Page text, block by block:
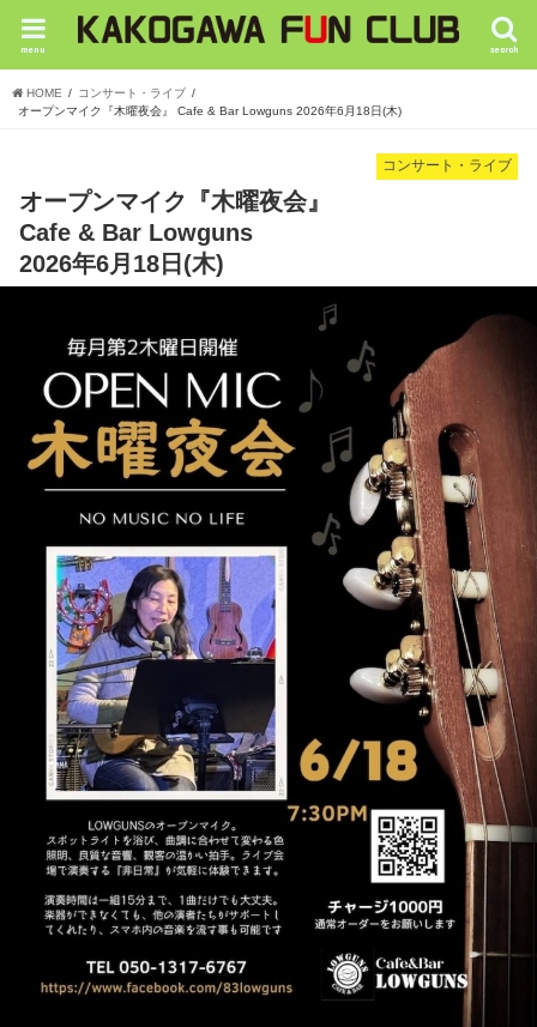
search
menu
HOME
コンサート・ライブ
オープンマイク『木曜夜会』 Cafe & Bar Lowguns 2026年6月18日(木)
コンサート・ライブ
オープンマイク『木曜夜会』
Cafe & Bar Lowguns
2026年6月18日(木)